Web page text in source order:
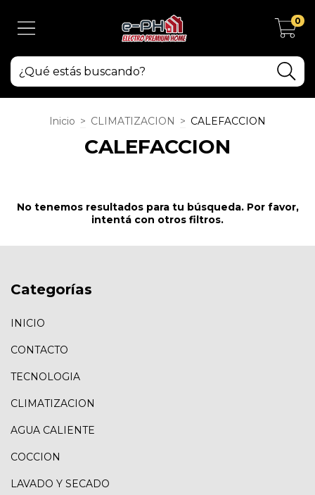
0
Inicio > CLIMATIZACION > CALEFACCION
CALEFACCION
No tenemos resultados para tu búsqueda. Por favor,
intentá con otros filtros.
Categorías
INICIO
CONTACTO
TECNOLOGIA
CLIMATIZACION
AGUA CALIENTE
COCCION
LAVADO Y SECADO